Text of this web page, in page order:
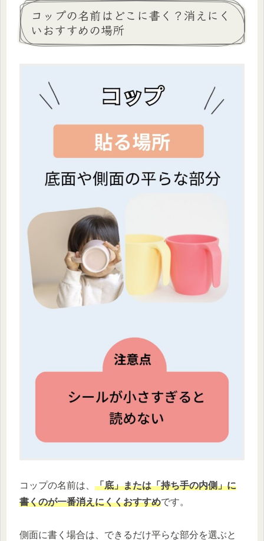
コップの名前はどこに書く？消えにく
いおすすめの場所
コップの名前は、 「底」または「持ち手の内側」に
書くのが一番消えにくくおすすめです。
側面に書く場合は、できるだけ平らな部分を選ぶと